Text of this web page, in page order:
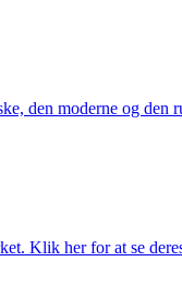
den moderne og den
Klik her for at se